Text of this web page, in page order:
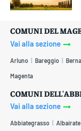
COMUNI DEL
Vai alla sezione
Arluno Bareggio
Magenta
COMUNI
Vai alla sezione
Abbiategrasso Albairate